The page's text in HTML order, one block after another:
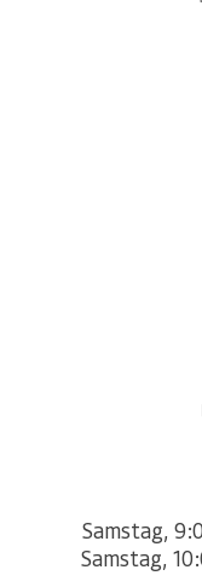
Samstag,
Samstag,